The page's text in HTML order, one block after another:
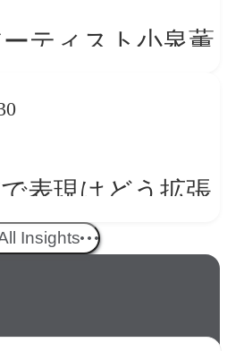
ティスト小泉薫
計と「ノイズと
表現はどう拡張
ィレクター橋本
Insights
keyword